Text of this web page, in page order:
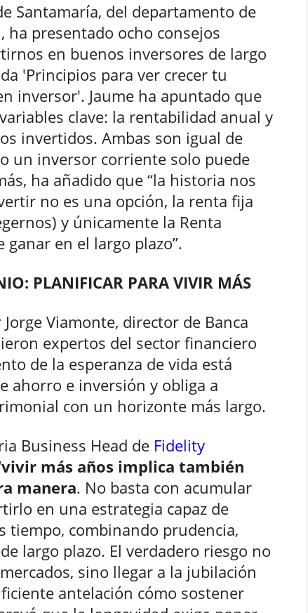
Santamaría, del departamento de
ha presentado ocho consejos
en buenos inversores de largo
'Principios para ver crecer tu
inversor'. Jaume ha apuntado que
clave: la rentabilidad anual y
invertidos. Ambas son igual de
un inversor corriente solo puede
ha añadido que “la historia nos
no es una opción, la renta fija
y únicamente la Renta
en el largo plazo”.
PLANIFICAR PARA VIVIR MÁS
Viamonte, director de Banca
expertos del sector financiero
de la esperanza de vida está
ahorro e inversión y obliga a
con un horizonte más largo.
Business Head de Fidelity
vivir más años implica también
manera. No basta con acumular
en una estrategia capaz de
tiempo, combinando prudencia,
largo plazo. El verdadero riesgo no
sino llegar a la jubilación
antelación cómo sostener